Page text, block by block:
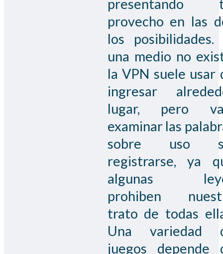
presentando
provecho en las
los posibilidades.
una medio no
la VPN suele usar
ingresar
lugar, pero
examinar las
sobre uso
registrarse, ya
algunas
prohiben
trato de todas
Una variedad
juegos depende